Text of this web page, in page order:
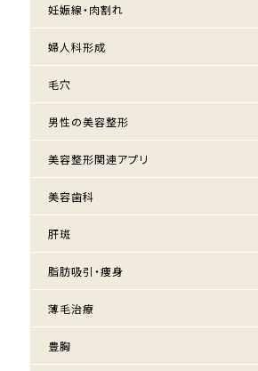
妊娠線・肉割れ
婦人科形成
毛穴
男性の美容整形
美容整形関連アプリ
美容歯科
肝斑
脂肪吸引・痩身
薄毛治療
豊胸